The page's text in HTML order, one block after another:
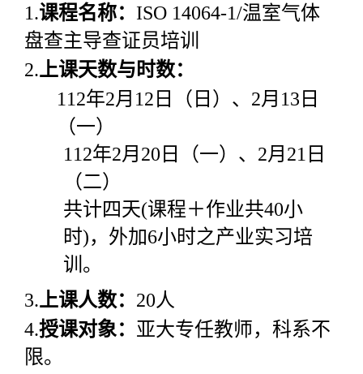
1.课程名称： ISO 14064-1/温室气体
盘查主导查证员培训
2.上课天数与时数：
112年2月 12 日（日）、 2月 13 日
（一）
112年2月 20 日（一）、 2月 21 日
（二）
共计四天(课程＋作业共40小
时)，外加6小时之产业实习培
训。
3.上课人数： 20人
4.授课对象： 亚大专任教师，科系不
限。